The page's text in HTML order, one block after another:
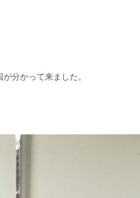
分かって来ました。